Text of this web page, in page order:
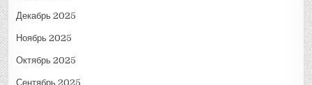
Декабрь 2025
Ноябрь 2025
Октябрь 2025
Сентябрь 2025